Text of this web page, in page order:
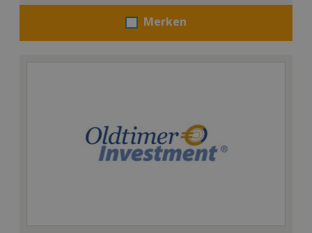
Merken